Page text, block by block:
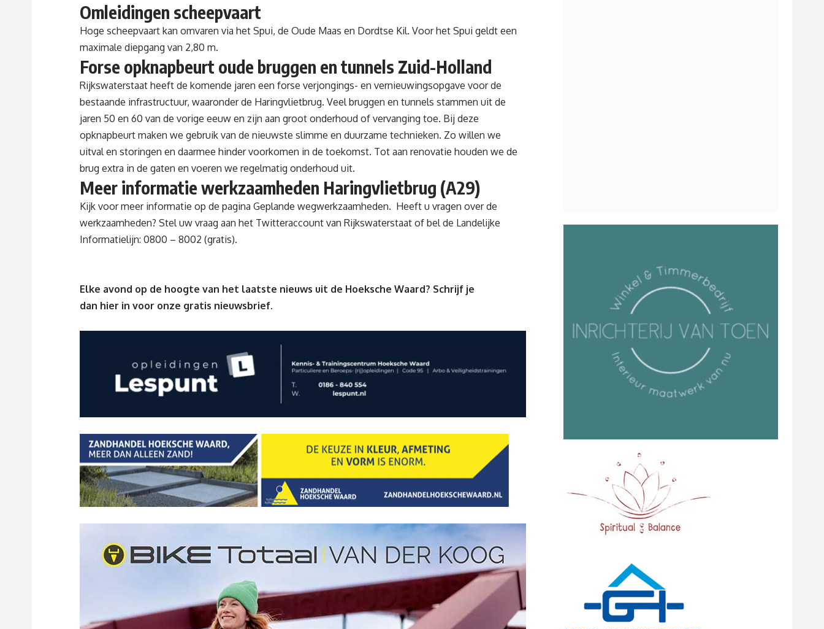
Omleidingen scheepvaart
Hoge scheepvaart kan omvaren via het Spui, de Oude Maas en Dordtse Kil. Voor het Spui geldt een
maximale diepgang van 2,80 m.
Forse opknapbeurt oude bruggen en tunnels Zuid-Holland
Rijkswaterstaat heeft de komende jaren een forse verjongings- en vernieuwingsopgave voor de
bestaande infrastructuur, waaronder de Haringvlietbrug. Veel bruggen en tunnels stammen uit de
jaren 50 en 60 van de vorige eeuw en zijn aan groot onderhoud of vervanging toe. Bij deze
opknapbeurt maken we gebruik van de nieuwste slimme en duurzame technieken. Zo willen we
uitval en storingen en daarmee hinder voorkomen in de toekomst. Tot aan renovatie houden we de
brug extra in de gaten en voeren we regelmatig onderhoud uit.
Meer informatie werkzaamheden Haringvlietbrug (A29)
Kijk voor meer informatie op de pagina Geplande wegwerkzaamheden. Heeft u vragen over de
werkzaamheden? Stel uw vraag aan het Twitteraccount van Rijkswaterstaat of bel de Landelijke
Informatielijn: 0800 – 8002 (gratis).
Elke avond op de hoogte van het laatste nieuws uit de Hoeksche Waard? Schrijf je
dan hier in voor onze gratis nieuwsbrief.